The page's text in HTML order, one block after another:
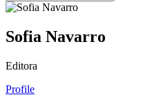
Sofia Navarro
Editora
Profile